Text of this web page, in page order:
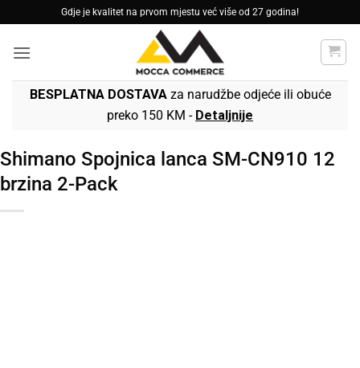
to
content
Gdje je kvalitet na prvom mjestu već više od 27 godina!
BESPLATNA DOSTAVAza narudžbe odjeće ili obuće
preko 150 KM - Detaljnije
Shimano Spojnica lanca SM-CN910 12
brzina 2-Pack